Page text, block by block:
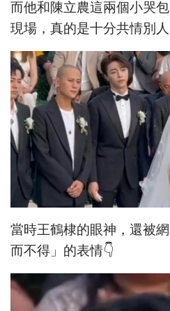
而他和陳立農這兩個小哭
現場，真的是十分共情別人
當時王鶴棣的眼神，還被
而不得」的表情👇